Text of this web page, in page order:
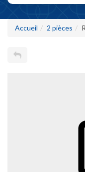
Accueil 2 pièces